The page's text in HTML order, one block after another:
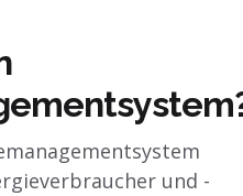
und -